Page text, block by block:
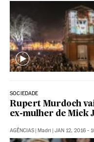
SOCIEDADE
Rupert Murdoch
ex-mulher de Mick
AGÊNCIAS | Madri | JAN 12, 2016 -